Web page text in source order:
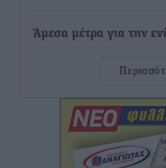
Άμεσα μέτρα για την
ανακοίνωσε ο Άδωνις
Iατρικός Σύλλογος
Στρατηγικές